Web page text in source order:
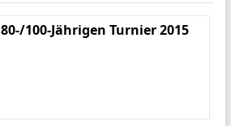
80-/100-Jährigen Turnier 2015